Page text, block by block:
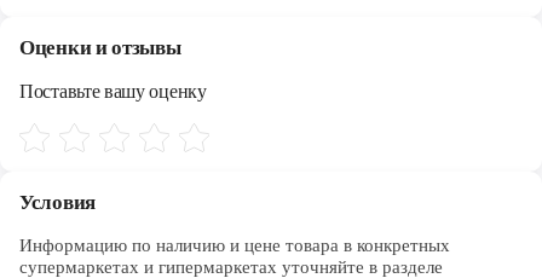
Оценки и отзывы
Поставьте вашу оценку
Условия
Информацию по наличию и цене товара в конкретных
супермаркетах и гипермаркетах уточняйте в разделе